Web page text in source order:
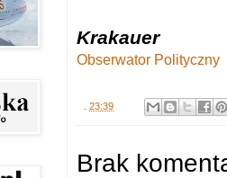
Krakauer
Obserwator Polityczny
23:39
Brak